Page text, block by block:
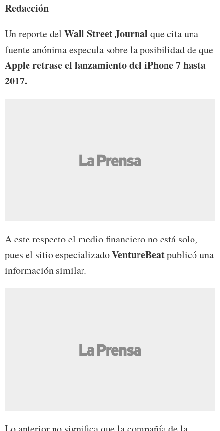
Redacción
Un reporte del Wall Street Journal que cita una
fuente anónima especula sobre la posibilidad de que
Apple retrase el lanzamiento del iPhone 7 hasta
2017.
A este respecto el medio financiero no está solo,
pues el sitio especializadoVentureBeatpublicó una
información similar.
Lo anterior no significa que la compañía de la